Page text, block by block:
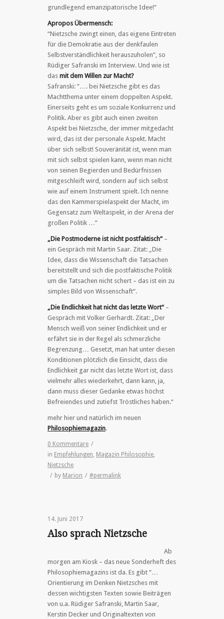
grundlegend emanzipatorische Idee!“
Apropos Übermensch:
“Nietzsche zwingt einen, das eigene Eintreten
für die Demokratie aus der denkfaulen
Selbstverständlichkeit herauszuholen”, so
Rüdiger Safranski im Interview. Und wie ist
das mit dem Willen zur Macht?
Safranski: “…. bei Nietzsche gibt es das
Machtthema unter einem doppelten Aspekt.
Einerseits geht es um soziale Konkurrenz und
Politik. Aber es gibt auch einen zweiten
Aspekt bei Nietzsche, der immer mitgedacht
wird, das ist der personale Aspekt. Macht
über sich selbst! Souveränität ist, wenn man
mit sich selbst spielen kann, wenn man nicht
von seinen Begierden und Bedürfnissen
mitgeschleift wird, sondern auf sich selbst
wie auf einem Instrument spielt. Ich nenne
das den Kammerspielaspekt der Macht, im
Gegensatz zum Weltaspekt, in der Arena der
großen Politik …”
„Die Postmoderne ist nicht postfaktisch“ –
ein Gespräch mit Martin Saar. Zitat: „Die
Idee, dass die Wissenschaft die Tatsachen
bereitstellt und sich die postfaktische Politik
um die Tatsachen nicht schert – das ist ein zu
simples Bild von Wissenschaft“.
„Die Endlichkeit hat nicht das letzte Wort“ –
Gespräch mit Volker Gerhardt. Zitat: „Der
Mensch weiß von seiner Endlichkeit und er
erfährt sie in der Regel als schmerzliche
Begrenzung… Gesetzt, man hat unter diesen
Konditionen plötzlich die Einsicht, dass die
Endlichkeit gar nicht das letzte Wort ist, dass
vielmehr alles wiederkehrt, dann kann, ja,
dann muss dieser Gedanke etwas höchst
Befreiendes und zutiefst Tröstliches haben.“
mehr hier und natürlich im neuen
Philosophiemagazin.
0 Kommentare /
in Empfehlungen, Magazin Philosophie,
Nietzsche
/ by Marion / #permalink
14. Juni 2017
Also sprach Nietzsche
Ab
morgen am Kiosk – das neue Sonderheft des
Philosophiemagazins ist da. Es gibt “…
Orientierung im Denken Nietzsches mit
dessen wichtigsten Texten sowie Beiträgen
von u.a. Rüdiger Safranski, Martin Saar,
Kerstin Decker und Originaltexten von